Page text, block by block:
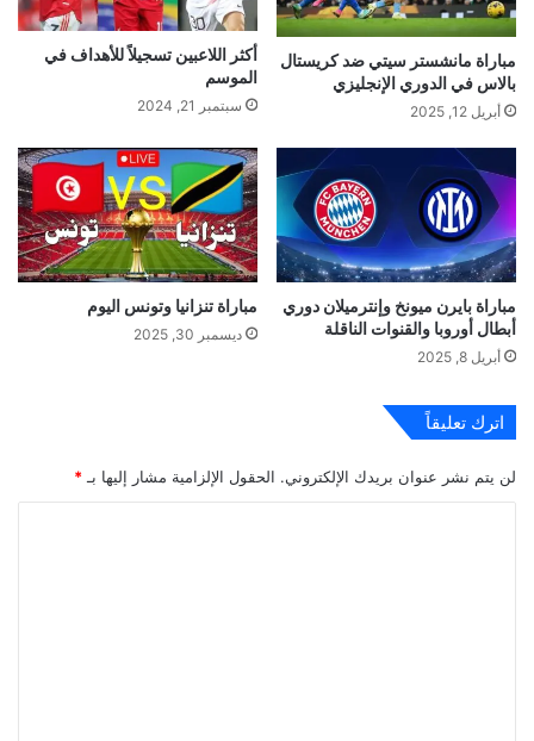
مباراة مانشستر سيتي ضد كريستال
بالاس في الدوري الإنجليزي
أبريل 12, 2025
أكثر اللاعبين تسجيلاً للأهداف في
الموسم
سبتمبر 21, 2024
مباراة بايرن ميونخ وإنترميلان دوري
أبطال أوروبا والقنوات الناقلة
أبريل 8, 2025
مباراة تنزانيا وتونس اليوم
ديسمبر 30, 2025
اترك تعليقاً
لن يتم نشر عنوان بريدك الإلكتروني. الحقول الإلزامية مشار إليها بـ *